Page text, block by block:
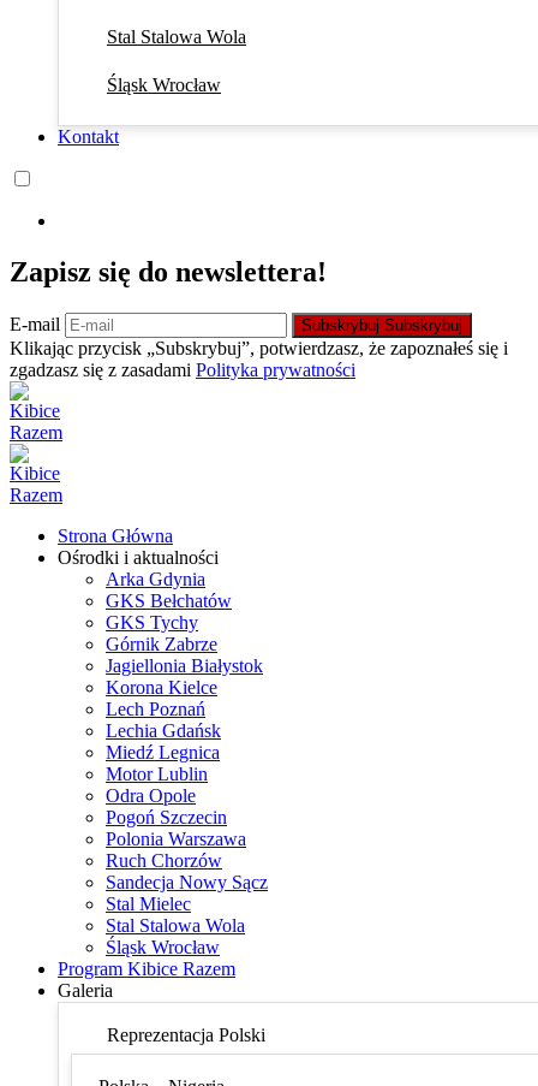
Stal Stalowa Wola
Śląsk Wrocław
Kontakt
Zapisz się do newslettera!
E-mail Subskrybuj Subskrybuj
Klikając przycisk „Subskrybuj”, potwierdzasz, że zapoznałeś się i
zgadzasz się z zasadami Polityka prywatności
Strona Główna
Ośrodki i aktualności
Arka Gdynia
GKS Bełchatów
GKS Tychy
Górnik Zabrze
Jagiellonia Białystok
Korona Kielce
Lech Poznań
Lechia Gdańsk
Miedź Legnica
Motor Lublin
Odra Opole
Pogoń Szczecin
Polonia Warszawa
Ruch Chorzów
Sandecja Nowy Sącz
Stal Mielec
Stal Stalowa Wola
Śląsk Wrocław
Program Kibice Razem
Galeria
Reprezentacja Polski